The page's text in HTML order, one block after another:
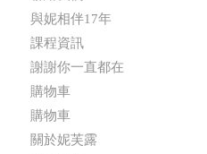
與妮相伴17年
課程資訊
謝謝你一直都在
購物車
購物車
關於妮芙露